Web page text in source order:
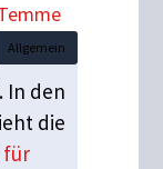
Allgemein
In den
die
für